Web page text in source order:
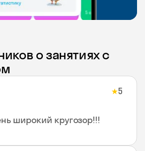
о занятиях с
★5
широкий кругозор!!!